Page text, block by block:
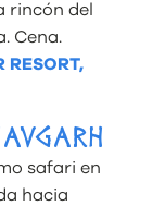
rincón del
Cena.
RESORT,
safari en
hacia